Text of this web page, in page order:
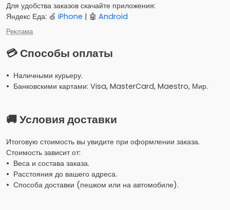
Для удобства заказов скачайте приложения:
Яндекс Еда: 🍏 iPhone | 🤖 Android
Реклама
💳 Способы оплаты
• Наличными курьеру.
• Банковскими картами: Visa, MasterCard, Maestro, Мир.
🚚 Условия доставки
Итоговую стоимость вы увидите при оформлении заказа.
Стоимость зависит от:
• Веса и состава заказа.
• Расстояния до вашего адреса.
• Способа доставки (пешком или на автомобиле).